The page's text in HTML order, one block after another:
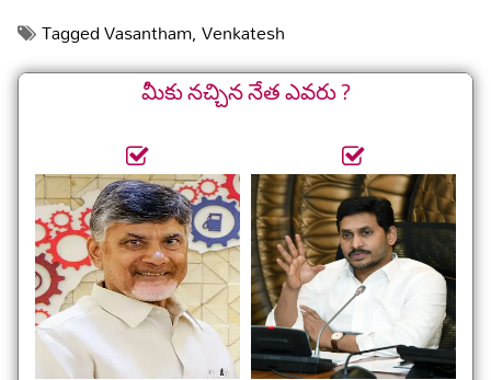
TaggedVasantham,Venkatesh
మీకు నచ్చిన నేత ఎవరు ?